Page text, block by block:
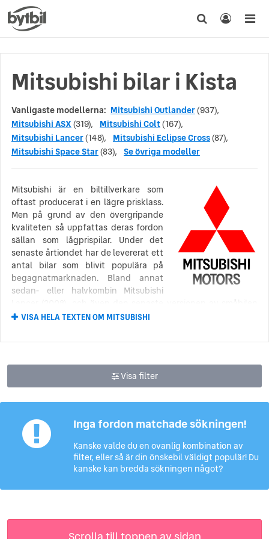
Mitsubishi bilar i Kista
Vanligaste modellerna: Mitsubishi Outlander(937),
Mitsubishi ASX (319), Mitsubishi Colt(167),
Mitsubishi Lancer(148), Mitsubishi Eclipse Cross(87),
Mitsubishi Space Star(83), Se övriga modeller
Mitsubishi är en biltillverkare som
oftast producerat i en lägre prisklass.
Men på grund av den övergripande
kvaliteten så uppfattas deras fordon
sällan som lågprispilar. Under det
senaste årtiondet har de levererat ett
antal bilar som blivit populära på
begagnatmarknaden. Bland annat
sedan- eller halvkombin Mitsubishi
Mitsubishi Colt/Mirage (2002 – 2012, 2012 – idag).
minskat för att företaget ska kunna fokusera på att leverera
den prisvärda kvalitet och körupplevelse gjorde dem kända.
Mitsubishis första steg mot
biltillverkning
Den japanska skeppstillverkaren Mitsubishi gjorde ett försök
att bryta sig in på bilmarknaden så tidigt som 1917. Deras
första bil, Mitsubishi Model A, var en handbyggd, sjusitsig
Företaget återvände inte till någon riktig fordonstillverkning
VISA HELA TEXTEN OM MITSUBISHI
Visa filter
Inga fordon matchade sökningen!
Kanske valde du en ovanlig kombination av
filter, eller så är din önskebil väldigt populär! Du
kanske kan bredda sökningen något?